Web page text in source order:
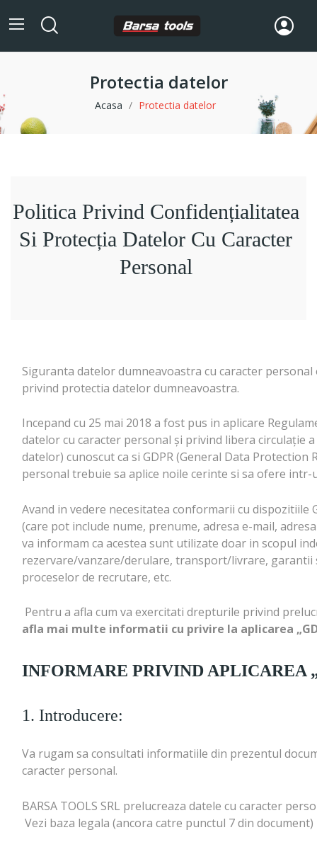
Protectia datelor
Acasa Protectia datelor
Politica Privind Confidențialitatea
Si Protecția Datelor Cu Caracter
Personal
Siguranta datelor dumneavoastra cu caracter personal
privind protectia datelor dumneavoastra.
Incepand cu 25 mai 2018 a fost pus in aplicare
datelor cu caracter personal şi privind libera circulaţie
datelor) cunoscut ca si GDPR (General Data
personal trebuie sa aplice noile cerinte si sa ofere
Avand in vedere necesitatea conformarii cu
(care pot include nume, prenume, adresa e-mail,
va informam ca acestea sunt utilizate doar in scopul
rezervare/vanzare/derulare, transport/livrare, garantii
proceselor de recrutare, etc.
Pentru a afla cum va exercitati drepturile privind
afla mai multe informatii cu privire la aplicarea
INFORMARE PRIVIND APLICAREA
1. Introducere:
Va rugam sa consultati informatiile din prezentul
caracter personal.
BARSA TOOLS SRL prelucreaza datele cu caracter
Vezi baza legala (ancora catre punctul 7 din document)